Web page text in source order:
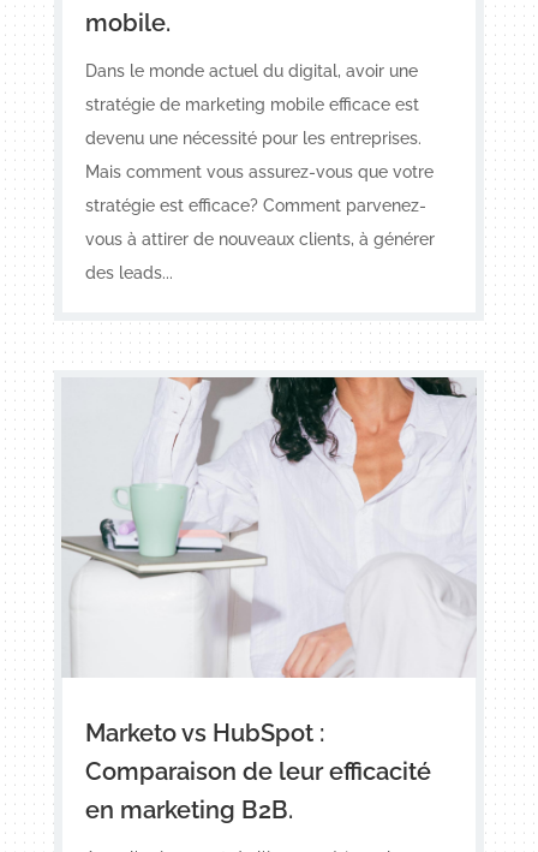
mobile.
Dans le monde actuel du digital, avoir une
stratégie de marketing mobile efficace est
devenu une nécessité pour les entreprises.
Mais comment vous assurez-vous que votre
stratégie est efficace? Comment parvenez-
vous à attirer de nouveaux clients, à générer
des leads...
Marketo vs HubSpot :
Comparaison de leur efficacité
en marketing B2B.